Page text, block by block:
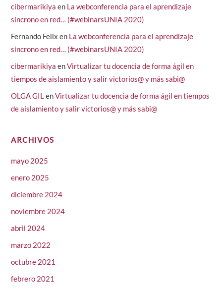
cibermarikiya en La webconferencia para el aprendizaje
síncrono en red… (#webinarsUNIA 2020)
Fernando Felix en La webconferencia para el aprendizaje
síncrono en red… (#webinarsUNIA 2020)
cibermarikiya enVirtualizar tu docencia de forma ágil en
tiempos de aislamiento y salir victorios@ y más sabi@
OLGA GILenVirtualizar tu docencia de forma ágil en tiempos
de aislamiento y salir victorios@ y más sabi@
ARCHIVOS
mayo 2025
enero 2025
diciembre 2024
noviembre 2024
abril 2024
marzo 2022
octubre 2021
febrero 2021